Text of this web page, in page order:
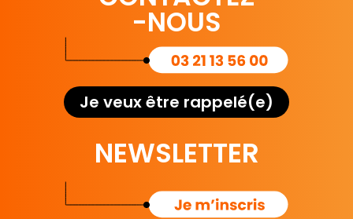
-NOUS
Je veux être rappelé(e)
NEWSLETTER